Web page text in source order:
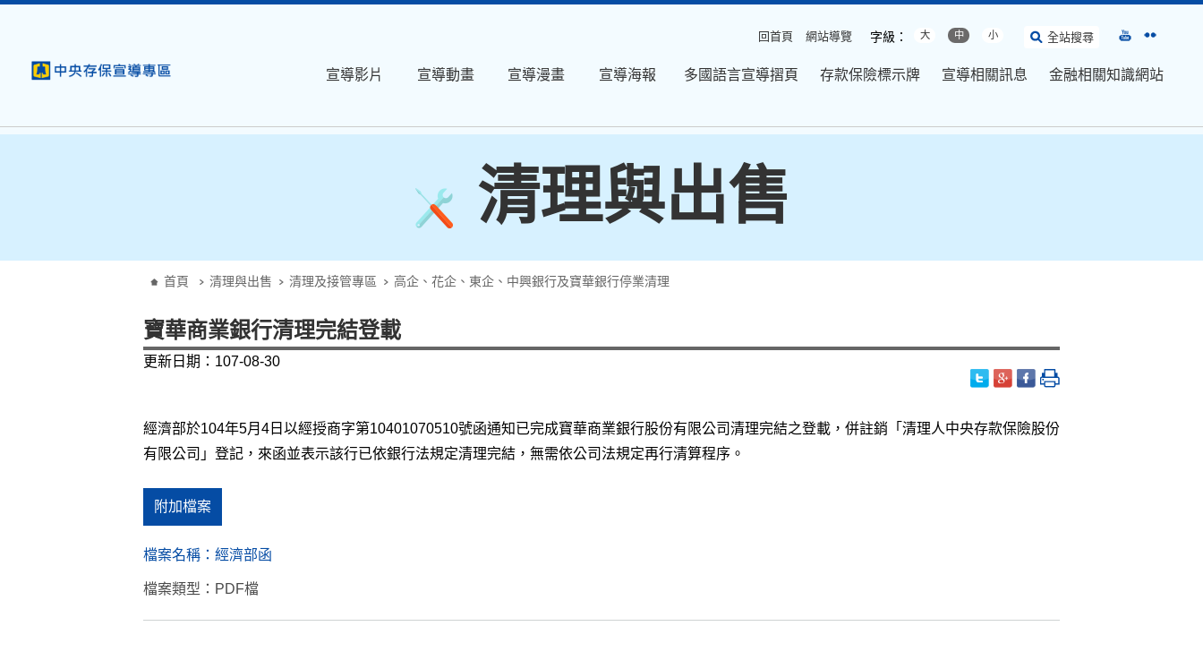
回首頁 網站導覽 字級： 大 中 小 全站搜尋
宣導影片 宣導動畫 宣導漫畫 宣導海報 多國語言宣導摺頁 存款保險標示牌 宣導相關訊息 金融相關知識網站
清理與出售
首頁 清理與出售 清理及接管專區 高企、花企、東企、中興銀行及寶華銀行停業清理
寶華商業銀行清理完結登載
更新日期：107-08-30
經濟部於104年5月4日以經授商字第10401070510號函通知已完成寶華商業銀行股份有限公司清理完結之登載，併註銷「清理人中央存款保險股份
有限公司」登記，來函並表示該行已依銀行法規定清理完結，無需依公司法規定再行清算程序。
附加檔案
檔案名稱： 經濟部函
檔案類型：PDF檔